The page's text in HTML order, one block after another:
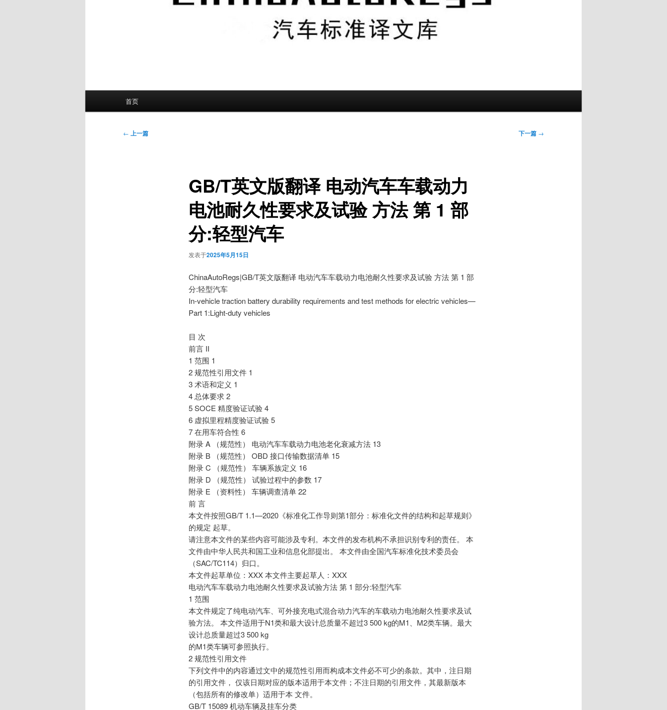
首页
文
← 上一篇 下一篇 →
GB/T英文版翻译 电动汽车车载动力
电池耐久性要求及试验 方法 第 1 部
分:轻型汽车
发表于2025年5月15日
ChinaAutoRegs|GB/T英文版翻译 电动汽车车载动力电池耐久性要求及试验 方法 第 1 部
分:轻型汽车
In-vehicle traction battery durability requirements and test methods for electric vehicles—
Part 1:Light-duty vehicles
目 次
前言 II
1 范围 1
2 规范性引用文件 1
3 术语和定义 1
4 总体要求 2
5 SOCE 精度验证试验 4
6 虚拟里程精度验证试验 5
7 在用车符合性 6
附录 A （规范性） 电动汽车车载动力电池老化衰减方法 13
附录 B （规范性） OBD 接口传输数据清单 15
附录 C （规范性） 车辆系族定义 16
附录 D （规范性） 试验过程中的参数 17
附录 E （资料性） 车辆调查清单 22
前 言
本文件按照GB/T 1.1—2020《标准化工作导则第1部分：标准化文件的结构和起草规则》
的规定 起草。
请注意本文件的某些内容可能涉及专利。本文件的发布机构不承担识别专利的责任。 本
文件由中华人民共和国工业和信息化部提出。 本文件由全国汽车标准化技术委员会
（SAC/TC114）归口。
本文件起草单位：XXX 本文件主要起草人：XXX
电动汽车车载动力电池耐久性要求及试验方法 第 1 部分:轻型汽车
1 范围
本文件规定了纯电动汽车、可外接充电式混合动力汽车的车载动力电池耐久性要求及试
验方法。 本文件适用于N1类和最大设计总质量不超过3 500 kg的M1、M2类车辆。最大
设计总质量超过3 500 kg
的M1类车辆可参照执行。
2 规范性引用文件
下列文件中的内容通过文中的规范性引用而构成本文件必不可少的条款。其中，注日期
的引用文件， 仅该日期对应的版本适用于本文件；不注日期的引用文件，其最新版本
（包括所有的修改单）适用于本 文件。
GB/T 15089 机动车辆及挂车分类